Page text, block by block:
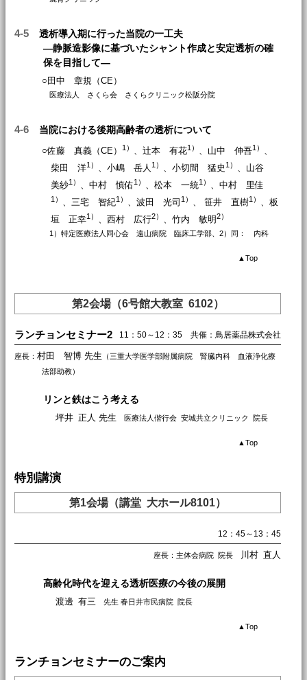
4-5
透析導入期に行った当院の一工夫
―静脈造影像に基づいたシャント作成と安定透析の確
保を目指して―
○田中 章規（CE）
医療法人 さくら会 さくらクリニック松阪分院
4-6 当院における後期高齢者の透析について
○佐藤 真義（CE）1） 、辻本 有花1） 、山中 伸吾1） 、
柴田 洋1） 、小嶋 岳人1） 、小切間 猛史1） 、山谷
美紗1） 、中村 慎佑1） 、松本 一統1） 、中村 里佳
1） 、三宅 智紀1） 、波田 光司1） 、 笹井 直樹1） 、板
垣 正幸1） 、西村 広行2） 、竹内 敏明2）
1）特定医療法人同心会 遠山病院 臨床工学部、2）同： 内科
▲Top
第2会場（6号館大教室 6102）
ランチョンセミナー2 11：50～12：35 共催：鳥居薬品株式会社
座長：村田 智博 先生
（三重大学医学部附属病院 腎臓内科 血液浄化療
法部助教）
リンと鉄はこう考える
坪井 正人 先生 医療法人偕行会 安城共立クリニック 院長
▲Top
特別講演
第1会場（講堂 大ホール8101）
12：45～13：45
座長：主体会病院 院長 川村 直人
高齢化時代を迎える透析医療の今後の展開
渡邊 有三 先生 春日井市民病院 院長
▲Top
ランチョンセミナーのご案内